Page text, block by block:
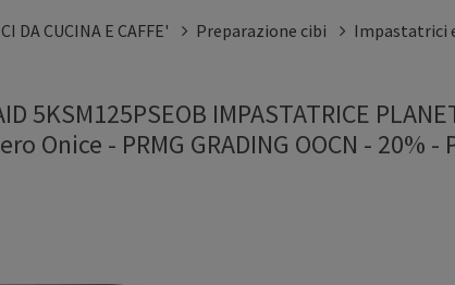
DA CUCINA E CAFFE' Preparazione cibi
Impastatrici
5KSM125PSEOB IMPASTATRICE
Onice - PRMG GRADING OOCN - 20% -